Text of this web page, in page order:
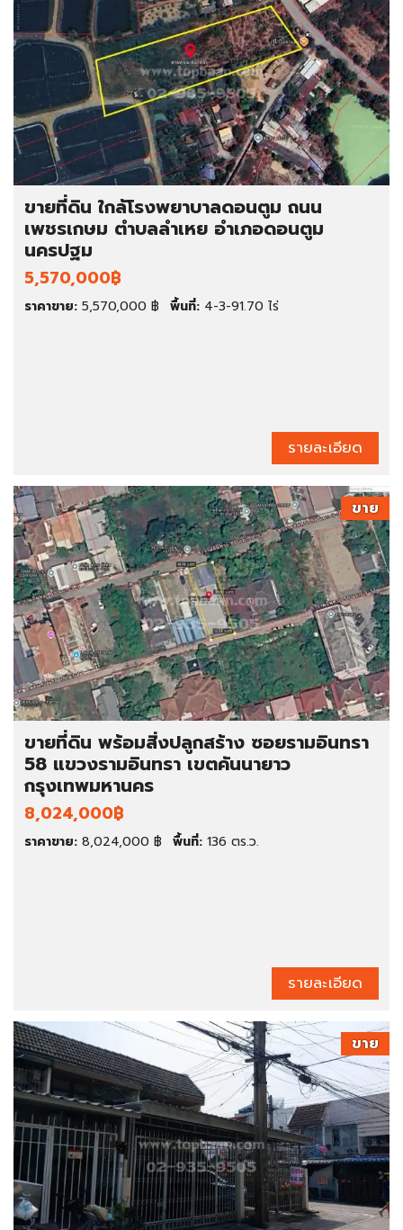
ขายที่ดิน ใกล้โรงพยาบาลดอนตูม ถนน
เพชรเกษม ตำบลลำเหย อำเภอดอนตูม
นครปฐม
5,570,000฿
ราคาขาย: 5,570,000 ฿ พื้นที่: 4-3-91.70 ไร่
รายละเอียด
ขาย
ขายที่ดิน พร้อมสิ่งปลูกสร้าง ซอยรามอินทรา
58 แขวงรามอินทรา เขตคันนายาว
กรุงเทพมหานคร
8,024,000฿
ราคาขาย: 8,024,000 ฿ พื้นที่: 136 ตร.ว.
รายละเอียด
ขาย